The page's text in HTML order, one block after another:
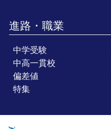
進路・職業
中学受験
中高一貫校
偏差値
特集